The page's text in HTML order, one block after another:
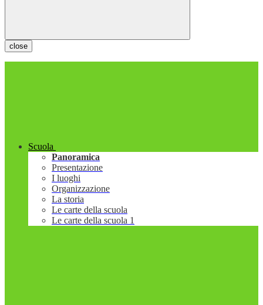
close
Scuola
Panoramica
Presentazione
I luoghi
Organizzazione
La storia
Le carte della scuola
Le carte della scuola 1